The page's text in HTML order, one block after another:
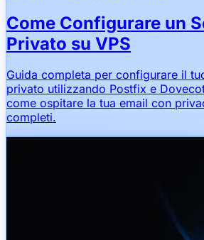
Come Configurare un
Privato su VPS
Guida completa per configurare il
privato utilizzando Postfix e
come ospitare la tua email con
completi.